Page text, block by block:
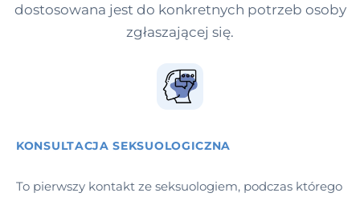
dostosowana jest do konkretnych potrzeb osoby
zgłaszającej się.
KONSULTACJA SEKSUOLOGICZNA
To pierwszy kontakt ze seksuologiem, podczas którego